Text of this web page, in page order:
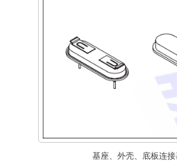
基座、外壳、底板连